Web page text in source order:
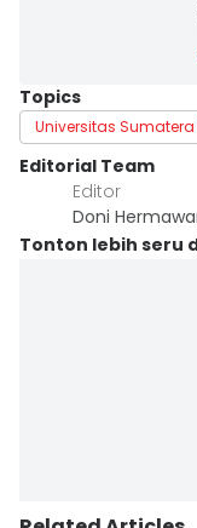
Topics
Universitas
Editorial Team
Editor
Doni
Tonton lebih seru